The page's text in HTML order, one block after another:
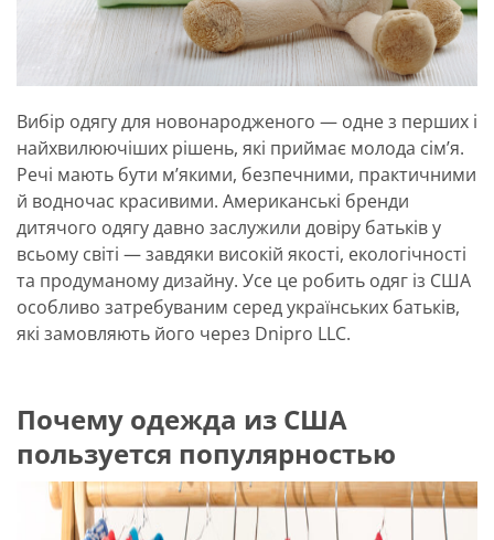
Вибір одягу для новонародженого — одне з перших і
найхвилюючіших рішень, які приймає молода сім’я.
Речі мають бути м’якими, безпечними, практичними
й водночас красивими. Американські бренди
дитячого одягу давно заслужили довіру батьків у
всьому світі — завдяки високій якості, екологічності
та продуманому дизайну. Усе це робить одяг із США
особливо затребуваним серед українських батьків,
які замовляють його через Dnipro LLC.
Почему одежда из США
пользуется популярностью